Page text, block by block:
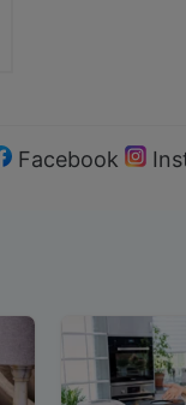
Facebook